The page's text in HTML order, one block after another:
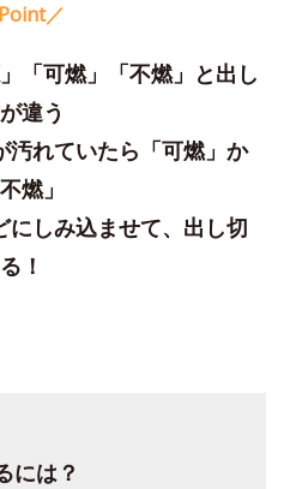
／
「可燃」「不燃」と出し
違う
汚れていたら「可燃」か
不燃」
にしみ込ませて、出し切
る！
には？